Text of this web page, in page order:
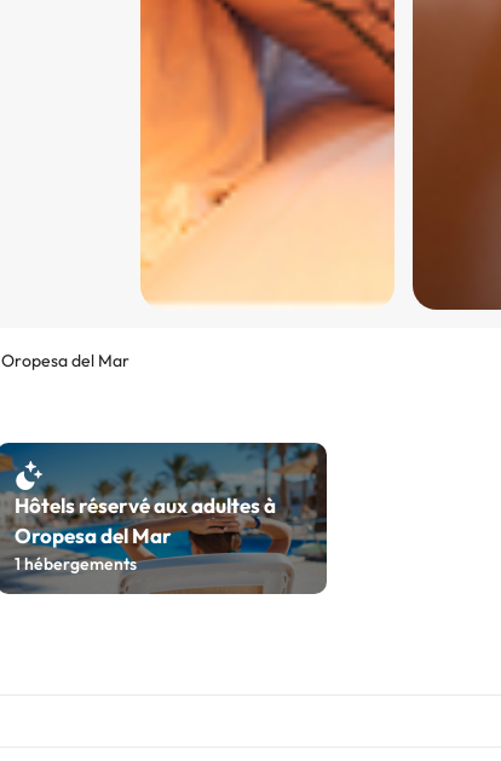
Oropesa del Mar
Hôtels réservé aux adultes à
Oropesa del Mar
1hébergements